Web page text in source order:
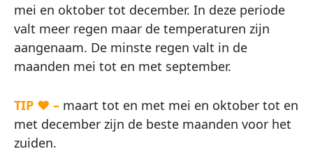
mei en oktober tot december. In deze periode
valt meer regen maar de temperaturen zijn
aangenaam. De minste regen valt in de
maanden mei tot en met september.
TIP ♥ – maart tot en met mei en oktober tot en
met december zijn de beste maanden voor het
zuiden.